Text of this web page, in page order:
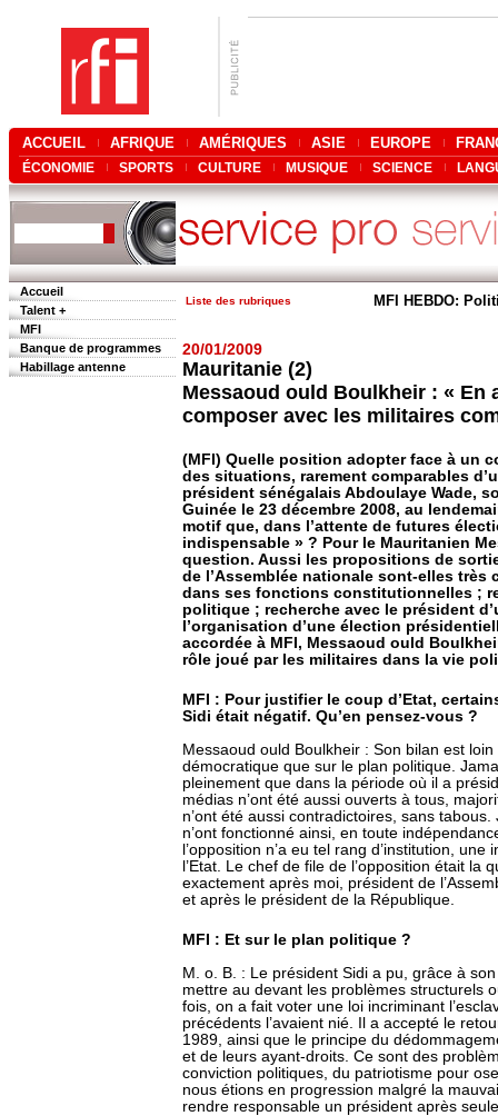
ACCUEIL AFRIQUE AMÉRIQUES ASIE EUROPE
ÉCONOMIE SPORTS CULTURE MUSIQUE SCIENCE
Accueil
Talent +
MFI
Banque de programmes
Habillage antenne
Liste des rubriques MFI HEBDO:
20/01/2009
Mauritanie (2)
Messaoud ould Boulkheir : « En
composer avec les militaires
(MFI) Quelle position adopter face à un
des situations, rarement comparables
président sénégalais Abdoulaye Wade,
Guinée le 23 décembre 2008, au
motif que, dans l’attente de futures
indispensable » ? Pour le Mauritanien
question. Aussi les propositions de
de l’Assemblée nationale sont-elles
dans ses fonctions constitutionnelles ;
politique ; recherche avec le président
l’organisation d’une élection
accordée à MFI, Messaoud ould
rôle joué par les militaires dans la vie
MFI : Pour justifier le coup d’Etat,
Sidi était négatif. Qu’en pensez-vous ?
Messaoud ould Boulkheir : Son bilan est
démocratique que sur le plan politique.
pleinement que dans la période où il a
médias n’ont été aussi ouverts à tous,
n’ont été aussi contradictoires, sans
n’ont fonctionné ainsi, en toute
l’opposition n’a eu tel rang d’institution,
l’Etat. Le chef de file de l’opposition était la
exactement après moi, président de
et après le président de la République.
MFI : Et sur le plan politique ?
M. o. B. : Le président Sidi a pu, grâce à
mettre au devant les problèmes structurels
fois, on a fait voter une loi incriminant
précédents l’avaient nié. Il a accepté le
1989, ainsi que le principe du
et de leurs ayant-droits. Ce sont des
conviction politiques, du patriotisme pour
nous étions en progression malgré la
rendre responsable un président après